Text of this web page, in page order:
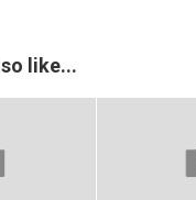
like...